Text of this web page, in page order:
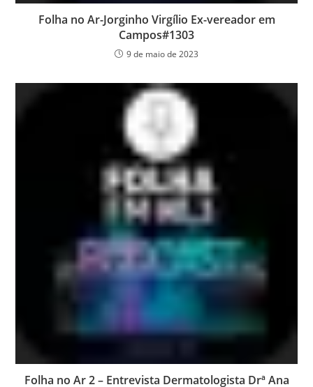
Folha no Ar-Jorginho Virgílio Ex-vereador em
Campos#1303
9 de maio de 2023
Folha no Ar 2 – Entrevista Dermatologista Drª Ana